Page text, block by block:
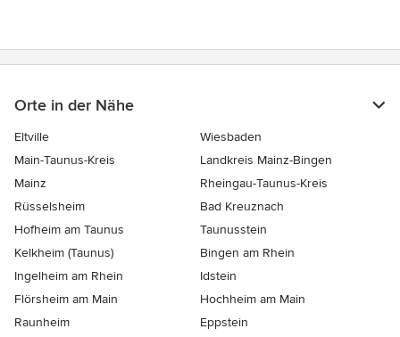
Orte in der Nähe
Eltville
Wiesbaden
Main-Taunus-Kreis
Landkreis Mainz-Bingen
Mainz
Rheingau-Taunus-Kreis
Rüsselsheim
Bad Kreuznach
Hofheim am Taunus
Taunusstein
Kelkheim (Taunus)
Bingen am Rhein
Ingelheim am Rhein
Idstein
Flörsheim am Main
Hochheim am Main
Raunheim
Eppstein